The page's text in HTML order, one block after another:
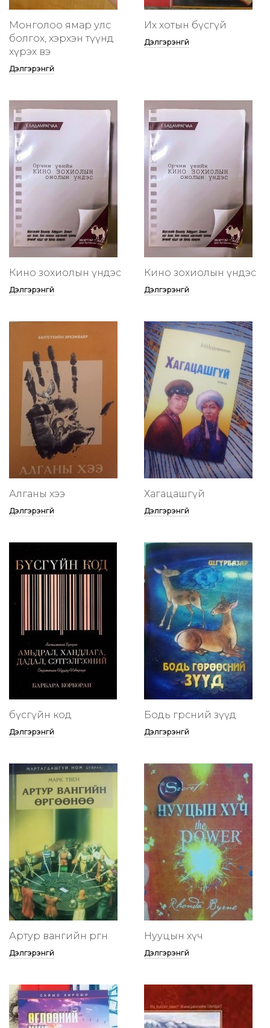
Монголоо ямар улс
болгох, хэрхэн түүнд
хүрэх вэ
Дэлгэрэнгүй
Их хотын бүсгүй
Дэлгэрэнгүй
Кино зохиолын үндэс
Дэлгэрэнгүй
Кино зохиолын үндэс
Дэлгэрэнгүй
Алганы хээ
Дэлгэрэнгүй
Хагацашгүй
Дэлгэрэнгүй
бүсгүйн код
Дэлгэрэнгүй
Бодь гөрөөсний зүүд
Дэлгэрэнгүй
Артур вангийн өргөөнөө
Дэлгэрэнгүй
Нууцын хүч
Дэлгэрэнгүй